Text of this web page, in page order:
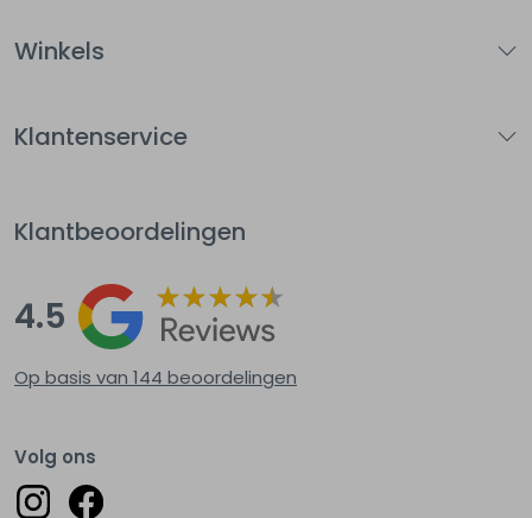
Winkels
Klantenservice
Klantbeoordelingen
4.5
Op basis van 144 beoordelingen
Volg ons